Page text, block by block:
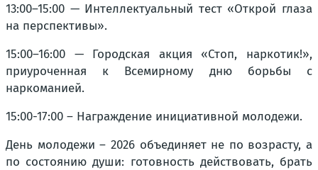
13:00–15:00 — Интеллектуальный тест «Открой глаза
на перспективы».
15:00–16:00 — Городская акция «Стоп, наркотик!»,
приуроченная к Всемирному дню борьбы с
наркоманией.
15:00-17:00 – Награждение инициативной молодежи.
День молодежи – 2026 объединяет не по возрасту, а
по состоянию души: готовность действовать, брать